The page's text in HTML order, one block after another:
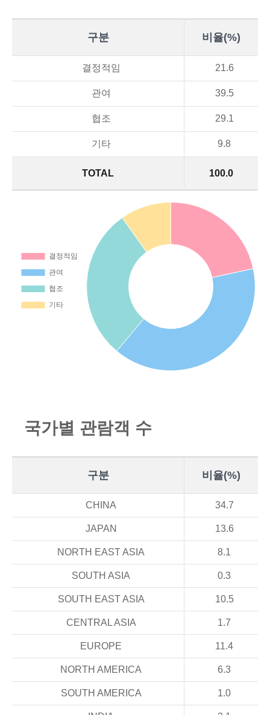
구분 비율(%)
TOTAL 100.0
결정적임 21.6
관여 39.5
협조 29.1
기타 9.8
국가별 관람객 수
구분 비율(%)
CHINA 34.7
JAPAN 13.6
NORTH EAST ASIA 8.1
SOUTH ASIA 0.3
SOUTH EAST ASIA 10.5
CENTRAL ASIA 1.7
EUROPE 11.4
NORTH AMERICA 6.3
SOUTH AMERICA 1.0